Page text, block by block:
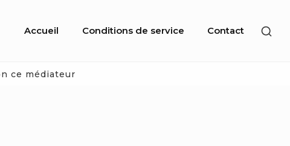
Site
Accueil Conditions de service Contact
ce médiateur